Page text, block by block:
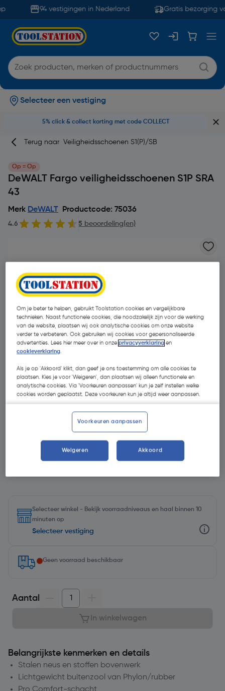
94 vestigingen in Nederland Gratis bezorging
Selecteer een vestiging
5% click & collect korting met code COLLECT
Terug naar Veiligheidsschoenen S1(P)/SB
Op = Op
DeWALT Fargo veiligheidsschoenen S1P SRA
43
Merk DeWALT Productcode: 75036
4.6 5 beoordeling(en)
| Excl. btw € 26,33
Kies productvariant(3)
Selecteer winkel - Bekijk voorraadniveaus en haal binnen 10
minuten op
Selecteer vestiging
Geen voorraad beschikbaar
Aantal
In winkelwagen
Belangrijkste kenmerken en details
Stalen neus en stoffen bovenwerk
Lichtgewicht buitenzool van Phylon/rubber
Pro Comfort-schacht
Om je beter te helpen, gebruikt Toolstation cookies en vergelijkbare
technieken. Naast functionele cookies, die noodzakelijk zijn voor de werking
van de website, plaatsen wij ook analytische cookies om onze website
verder te verbeteren. Ook gebruiken wij cookies voor gepersonaliseerde
advertenties. Lees hier meer over in onzeprivacyverklaring en
cookieverklaring.
Als je op 'Akkoord' klikt, dan geef je ons toestemming om alle cookies te
plaatsen. Kies je voor 'Weigeren', dan plaatsen wij alleen functionele en
analytische cookies. Via 'Voorkeuren aanpassen' kun je zelf instellen welke
cookies worden geplaatst. Deze voorkeuren kun je altijd weer aanpassen.
Voorkeuren aanpassen
Weigeren Akkoord